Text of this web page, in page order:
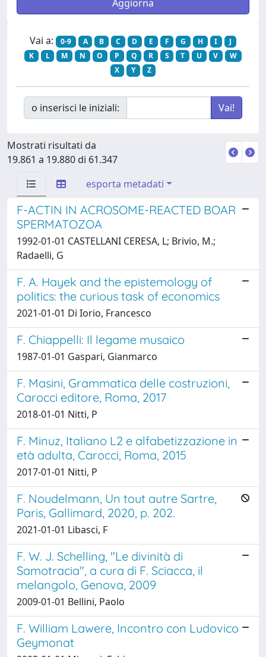
Vai a: 0-9 A B C D E F G H I
J
K
L M N O P Q R S T U V
W
X
Y Z
o inserisci le iniziali:
Mostrati risultati da
19.861 a 19.880 di 61.347
esporta metadati
F-ACTIN IN ACROSOME-REACTED BOAR
SPERMATOZOA
1992-01-01 CASTELLANI CERESA, L; Brivio, M.;
Radaelli, G
F. A. Hayek and the epistemology of
politics: the curious task of economics
2021-01-01 Di Iorio, Francesco
F. Chiappelli: Il legame musaico
1987-01-01 Gaspari, Gianmarco
F. Masini, Grammatica delle costruzioni,
Carocci editore, Roma, 2017
2018-01-01 Nitti, P
F. Minuz, Italiano L2 e alfabetizzazione in
età adulta, Carocci, Roma, 2015
2017-01-01 Nitti, P
F. Noudelmann, Un tout autre Sartre,
Paris, Gallimard, 2020, p. 202.
2021-01-01 Libasci, F
F. W. J. Schelling, "Le divinità di
Samotracia", a cura di F. Sciacca, il
melangolo, Genova, 2009
2009-01-01 Bellini, Paolo
F. William Lawere, Incontro con Ludovico
Geymonat